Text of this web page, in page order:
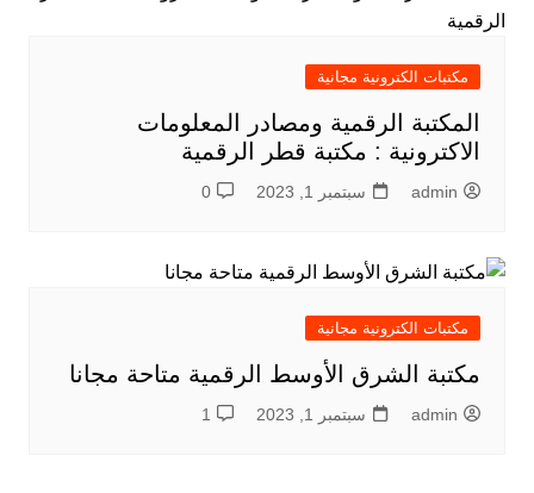
مكتبات الكترونية مجانية
المكتبة الرقمية ومصادر المعلومات
الاكترونية : مكتبة قطر الرقمية
admin سبتمبر 1, 2023 0
مكتبات الكترونية مجانية
مكتبة الشرق الأوسط الرقمية متاحة مجانا
admin سبتمبر 1, 2023 1